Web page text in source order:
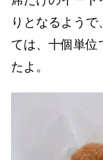
りとなるよう
ては、十個単位
たよ。